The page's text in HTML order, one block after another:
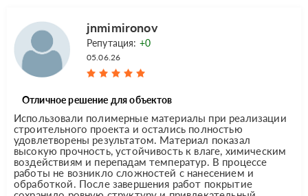
jnmimironov
Репутация: +0
05.06.26
Отличное решение для объектов
Использовали полимерные материалы при реализации
строительного проекта и остались полностью
удовлетворены результатом. Материал показал
высокую прочность, устойчивость к влаге, химическим
воздействиям и перепадам температур. В процессе
работы не возникло сложностей с нанесением и
обработкой. После завершения работ покрытие